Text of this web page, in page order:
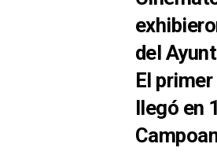
del
El
llegó en